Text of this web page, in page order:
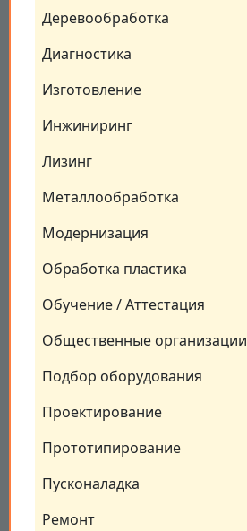
Деревообработка
Диагностика
Изготовление
Инжиниринг
Лизинг
Металлообработка
Модернизация
Обработка пластика
Обучение / Аттестация
Общественные организации
Подбор оборудования
Проектирование
Прототипирование
Пусконаладка
Ремонт